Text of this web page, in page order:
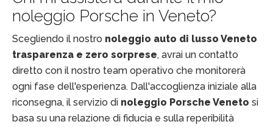
noleggio Porsche in Veneto?
Scegliendo il nostro noleggio auto di lusso Veneto
trasparenza e zero sorprese, avrai un contatto
diretto con il nostro team operativo che monitorerà
ogni fase dell'esperienza. Dall'accoglienza iniziale alla
riconsegna, il servizio di noleggio Porsche Veneto si
basa su una relazione di fiducia e sulla reperibilità